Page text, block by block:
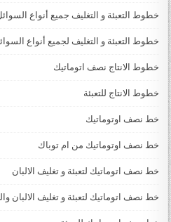
خطوط التعبئة و التغليف جميع أنواع
خطوط التعبئة و التغليف لجميع أنواع
خطوط الانتاج نصف اتوماتيك
خطوط الانتاج للتعبئة
خط نصف اوتوماتيك
خط نصف اوتوماتيك من ام توباك
خط نصف اتوماتيك لتعبئة و تغليف الالبان
خط نصف اتوماتيك لتعبئة و تغليف الالبان